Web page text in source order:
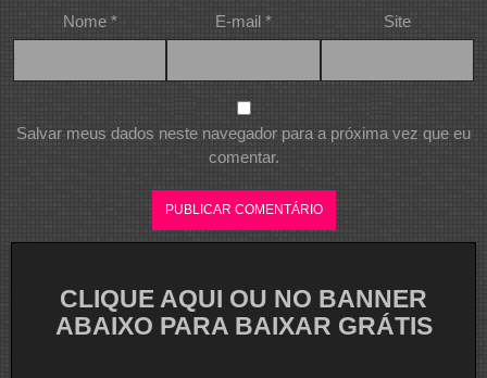
Nome * E-mail * Site
Salvar meus dados neste navegador para a próxima vez que eu
comentar.
CLIQUE AQUI OU NO BANNER
ABAIXO PARA BAIXAR GRÁTIS